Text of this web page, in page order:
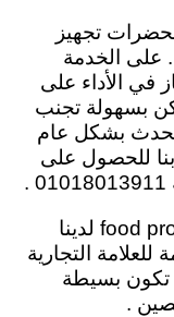
تجهيز
الأغذية kenwood food processor . على الخدمة
في الأداء على
بسهولة تجنب
بشكل عام
للحصول على
في شركة صيانة food processor kenwood لدينا
التجارية
تكون بسيطة
.